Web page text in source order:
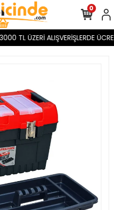
3000 TL ÜZERİ ALIŞVERİŞLERDE
0